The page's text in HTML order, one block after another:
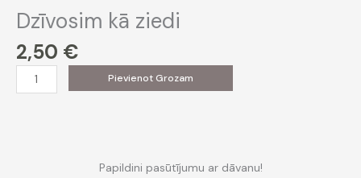
Dzīvosim kā ziedi
2,50 €
Dzīvosim
kā
Pievienot Grozam
Papildini pasūtījumu ar dāvanu!